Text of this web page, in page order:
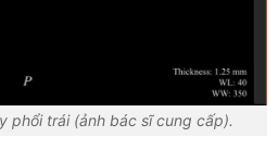
phổi trái (ảnh bác sĩ cung cấp).